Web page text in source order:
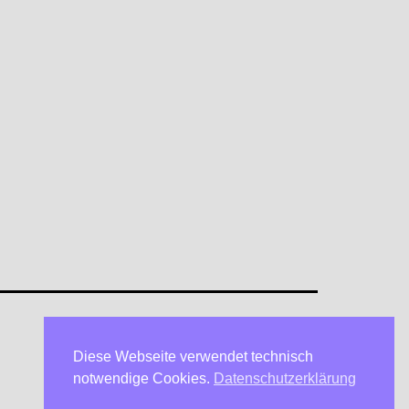
Datenschutzerklärung
Diese Webseite verwendet technisch
notwendige Cookies. Datenschutzerklärung